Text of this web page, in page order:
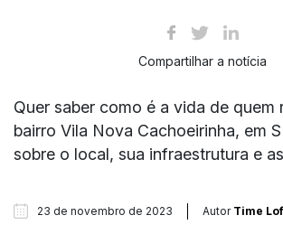
Compartilhar a notícia
Quer saber como é a vida de quem
bairro Vila Nova Cachoeirinha, em
sobre o local, sua infraestrutura e
23 de novembro de 2023 Autor Time